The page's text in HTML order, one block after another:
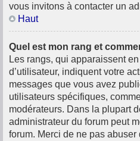
vous invitons à contacter un
Haut
Quel est mon rang et
Les rangs, qui apparaissent
d’utilisateur, indiquent votre
messages que vous avez
utilisateurs spécifiques,
modérateurs. Dans la plupart
administrateur du forum peut
forum. Merci de ne pas